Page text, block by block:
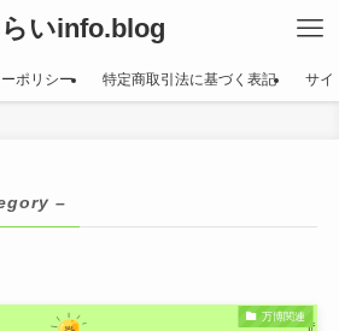
いinfo.blog
ポリシー 特定商取引法に基づく表記 サイ
–
万博関連